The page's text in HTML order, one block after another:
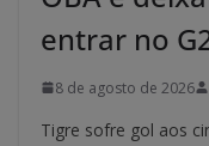
entrar no
8 de agosto de 2026
Tigre sofre gol aos